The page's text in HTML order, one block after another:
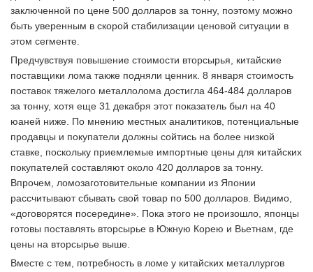
заключенной по цене 500 долларов за тонну, поэтому можно
быть уверенным в скорой стабилизации ценовой ситуации в
этом сегменте.
Предчувствуя повышение стоимости вторсырья, китайские
поставщики лома также подняли ценник. 8 января стоимость
поставок тяжелого металлолома достигла 464-484 долларов
за тонну, хотя еще 31 декабря этот показатель был на 40
юаней ниже. По мнению местных аналитиков, потенциальные
продавцы и покупатели должны сойтись на более низкой
ставке, поскольку приемлемые импортные цены для китайских
покупателей составляют около 420 долларов за тонну.
Впрочем, ломозаготовительные компании из Японии
рассчитывают сбывать свой товар по 500 долларов. Видимо,
«договорятся посередине». Пока этого не произошло, японцы
готовы поставлять вторсырье в Южную Корею и Вьетнам, где
цены на вторсырье выше.
Вместе с тем, потребность в ломе у китайских металлургов